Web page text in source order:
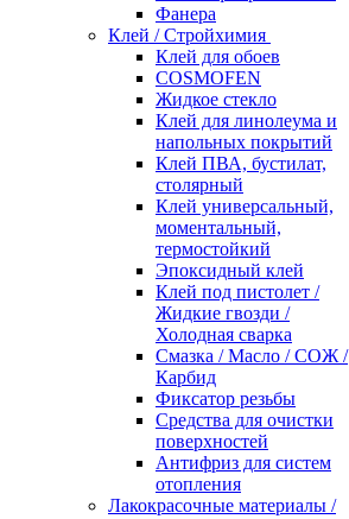
Фанера
Клей / Стройхимия
Клей для обоев
COSMOFEN
Жидкое стекло
Клей для линолеума и
напольных покрытий
Клей ПВА, бустилат,
столярный
Клей универсальный,
моментальный,
термостойкий
Эпоксидный клей
Клей под пистолет /
Жидкие гвозди /
Холодная сварка
Смазка / Масло / СОЖ /
Карбид
Фиксатор резьбы
Средства для очистки
поверхностей
Антифриз для систем
отопления
Лакокрасочные материалы /